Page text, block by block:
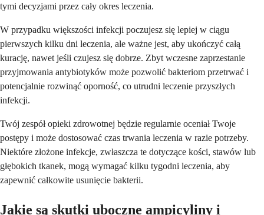
tymi decyzjami przez cały okres leczenia.
W przypadku większości infekcji poczujesz się lepiej w ciągu
pierwszych kilku dni leczenia, ale ważne jest, aby ukończyć całą
kurację, nawet jeśli czujesz się dobrze. Zbyt wczesne zaprzestanie
przyjmowania antybiotyków może pozwolić bakteriom przetrwać i
potencjalnie rozwinąć oporność, co utrudni leczenie przyszłych
infekcji.
Twój zespół opieki zdrowotnej będzie regularnie oceniał Twoje
postępy i może dostosować czas trwania leczenia w razie potrzeby.
Niektóre złożone infekcje, zwłaszcza te dotyczące kości, stawów lub
głębokich tkanek, mogą wymagać kilku tygodni leczenia, aby
zapewnić całkowite usunięcie bakterii.
Jakie są skutki uboczne ampicyliny i